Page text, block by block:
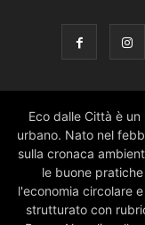
Eco dalle Città è
urbano. Nato nel
sulla cronaca
le buone
l'economia circolare
strutturato con